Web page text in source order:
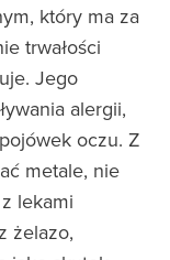
który ma za
trwałości
Jego
alergii,
oczu. Z
metale, nie
lekami
żelazo,